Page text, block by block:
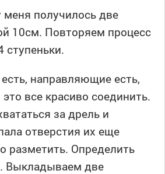
меня получилось две
10см. Повторяем процесс
ступеньки.
направляющие есть,
все красиво соединить.
за дрель и
отверстия их еще
разметить. Определить
Выкладываем две